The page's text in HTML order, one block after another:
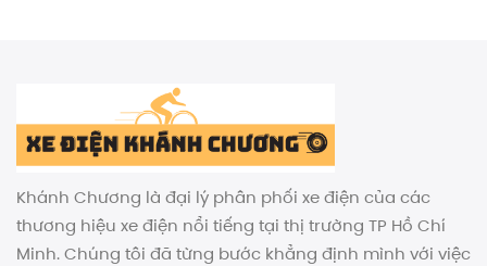
Khánh Chương là đại lý phân phối xe điện của các
thương hiệu xe điện nổi tiếng tại thị trường TP Hồ Chí
Minh. Chúng tôi đã từng bước khẳng định mình với việc